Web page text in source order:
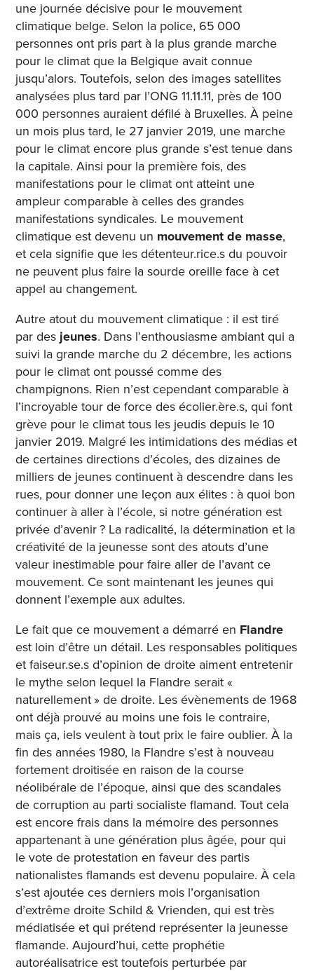
une journée décisive pour le mouvement
climatique belge. Selon la police, 65 000
personnes ont pris part à la plus grande marche
pour le climat que la Belgique avait connue
jusqu’alors. Toutefois, selon des images satellites
analysées plus tard par l’ONG 11.11.11, près de 100
000 personnes auraient défilé à Bruxelles. À peine
un mois plus tard, le 27 janvier 2019, une marche
pour le climat encore plus grande s’est tenue dans
la capitale. Ainsi pour la première fois, des
manifestations pour le climat ont atteint une
ampleur comparable à celles des grandes
manifestations syndicales. Le mouvement
climatique est devenu un mouvement de masse,
et cela signifie que les détenteur.rice.s du pouvoir
ne peuvent plus faire la sourde oreille face à cet
appel au changement.
Autre atout du mouvement climatique : il est tiré
par des jeunes. Dans l’enthousiasme ambiant qui a
suivi la grande marche du 2 décembre, les actions
pour le climat ont poussé comme des
champignons. Rien n’est cependant comparable à
l’incroyable tour de force des écolier.ère.s, qui font
grève pour le climat tous les jeudis depuis le 10
janvier 2019. Malgré les intimidations des médias et
de certaines directions d’écoles, des dizaines de
milliers de jeunes continuent à descendre dans les
rues, pour donner une leçon aux élites : à quoi bon
continuer à aller à l’école, si notre génération est
privée d’avenir ? La radicalité, la détermination et la
créativité de la jeunesse sont des atouts d’une
valeur inestimable pour faire aller de l’avant ce
mouvement. Ce sont maintenant les jeunes qui
donnent l’exemple aux adultes.
Le fait que ce mouvement a démarré en Flandre
est loin d’être un détail. Les responsables politiques
et faiseur.se.s d’opinion de droite aiment entretenir
le mythe selon lequel la Flandre serait «
naturellement » de droite. Les évènements de 1968
ont déjà prouvé au moins une fois le contraire,
mais ça, iels veulent à tout prix le faire oublier. À la
fin des années 1980, la Flandre s’est à nouveau
fortement droitisée en raison de la course
néolibérale de l’époque, ainsi que des scandales
de corruption au parti socialiste flamand. Tout cela
est encore frais dans la mémoire des personnes
appartenant à une génération plus âgée, pour qui
le vote de protestation en faveur des partis
nationalistes flamands est devenu populaire. À cela
s’est ajoutée ces derniers mois l’organisation
d’extrême droite Schild & Vrienden, qui est très
médiatisée et qui prétend représenter la jeunesse
flamande. Aujourd’hui, cette prophétie
autoréalisatrice est toutefois perturbée par